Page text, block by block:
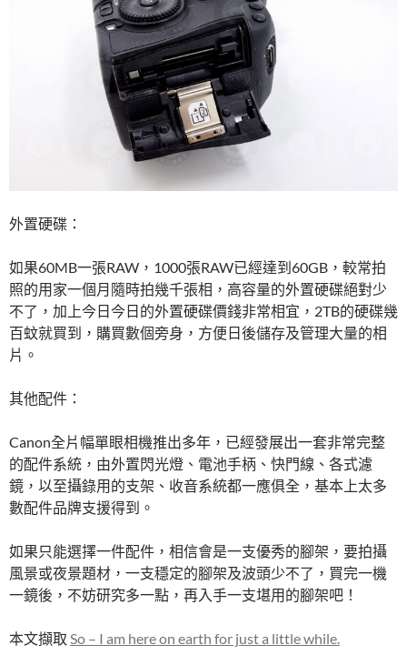
外置硬碟：
如果60MB一張RAW，1000張RAW已經達到60GB，較常拍
照的用家一個月隨時拍幾千張相，高容量的外置硬碟絕對少
不了，加上今日今日的外置硬碟價錢非常相宜，2TB的硬碟幾
百蚊就買到，購買數個旁身，方便日後儲存及管理大量的相
片。
其他配件：
Canon全片幅單眼相機推出多年，已經發展出一套非常完整
的配件系統，由外置閃光燈、電池手柄、快門線、各式濾
鏡，以至攝錄用的支架、收音系統都一應俱全，基本上太多
數配件品牌支援得到。
如果只能選擇一件配件，相信會是一支優秀的腳架，要拍攝
風景或夜景題材，一支穩定的腳架及波頭少不了，買完一機
一鏡後，不妨研究多一點，再入手一支堪用的腳架吧！
本文擷取 So – I am here on earth for just a little while.